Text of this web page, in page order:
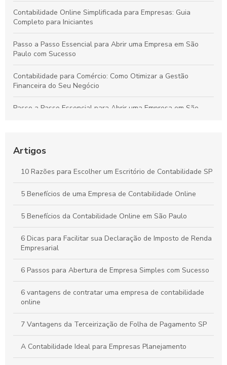
Contabilidade Online Simplificada para Empresas: Guia
Completo para Iniciantes
Passo a Passo Essencial para Abrir uma Empresa em São
Paulo com Sucesso
Contabilidade para Comércio: Como Otimizar a Gestão
Financeira do Seu Negócio
Passo a Passo Essencial para Abrir uma Empresa em São
Precisa Saber
Contabilidade para Comércio: Estratégias Essenciais para
Organizar Finanças e Expandir seu Negócio
Como a Contabilidade Online Pode Revolucionar a Gestão
Financeira da Sua Empresa
Artigos
10 Razões para Escolher um Escritório de Contabilidade SP
5 Benefícios de uma Empresa de Contabilidade Online
5 Benefícios da Contabilidade Online em São Paulo
6 Dicas para Facilitar sua Declaração de Imposto de Renda
Empresarial
6 Passos para Abertura de Empresa Simples com Sucesso
6 vantagens de contratar uma empresa de contabilidade
online
7 Vantagens da Terceirização de Folha de Pagamento SP
A Contabilidade Ideal para Empresas Planejamento